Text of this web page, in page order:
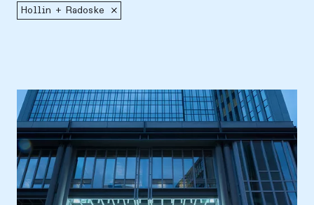
Hollin + Radoske